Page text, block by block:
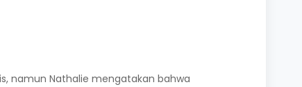
namun Nathalie mengatakan bahwa